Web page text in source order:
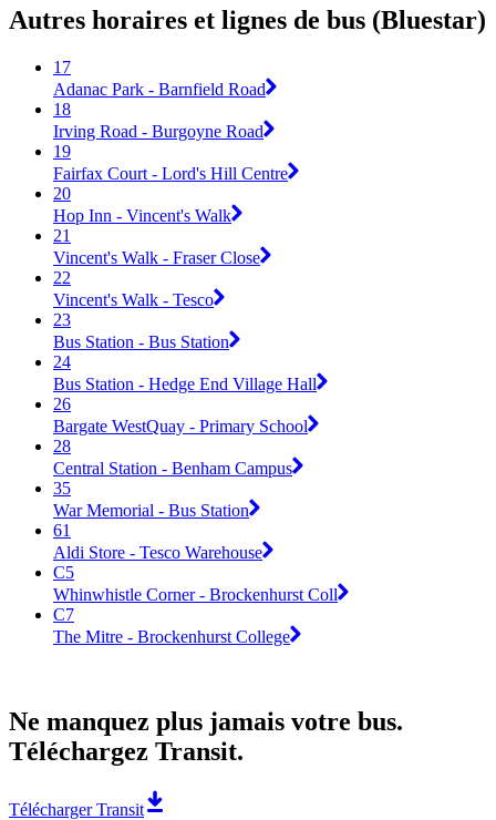
Autres horaires et lignes de bus (Bluestar)
17
Adanac Park - Barnfield Road
18
Irving Road - Burgoyne Road
19
Fairfax Court - Lord's Hill Centre
20
Hop Inn - Vincent's Walk
21
Vincent's Walk - Fraser Close
22
Vincent's Walk - Tesco
23
Bus Station - Bus Station
24
Bus Station - Hedge End Village Hall
26
Bargate WestQuay - Primary School
28
Central Station - Benham Campus
35
War Memorial - Bus Station
61
Aldi Store - Tesco Warehouse
C5
Whinwhistle Corner - Brockenhurst Coll
C7
The Mitre - Brockenhurst College
Ne manquez plus jamais votre bus.
Téléchargez Transit.
Télécharger Transit